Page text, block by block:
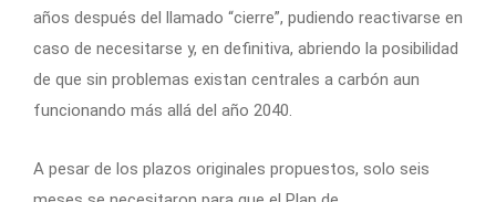
años después del llamado “cierre”, pudiendo reactivarse en
caso de necesitarse y, en definitiva, abriendo la posibilidad
de que sin problemas existan centrales a carbón aun
funcionando más allá del año 2040.
A pesar de los plazos originales propuestos, solo seis